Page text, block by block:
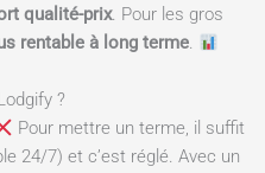
qualité-prix. Pour les gros
rentable à long terme.
?
Pour mettre un terme, il suffit
24/7) et c’est réglé. Avec un